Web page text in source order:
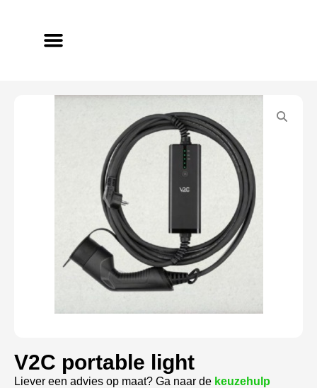
V2C portable light
Liever een advies op maat? Ga naar de keuzehulp